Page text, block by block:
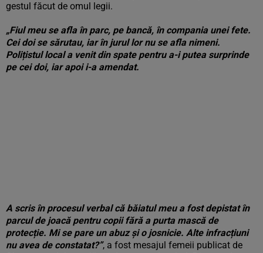
gestul făcut de omul legii.
„Fiul meu se afla în parc, pe bancă, în compania unei fete.
Cei doi se sărutau, iar în jurul lor nu se afla nimeni.
Polițistul local a venit din spate pentru a-i putea surprinde
pe cei doi, iar apoi i-a amendat.
A scris în procesul verbal că băiatul meu a fost depistat în
parcul de joacă pentru copii fără a purta mască de
protecție. Mi se pare un abuz și o josnicie. Alte infracțiuni
nu avea de constatat?”, a fost mesajul femeii publicat de